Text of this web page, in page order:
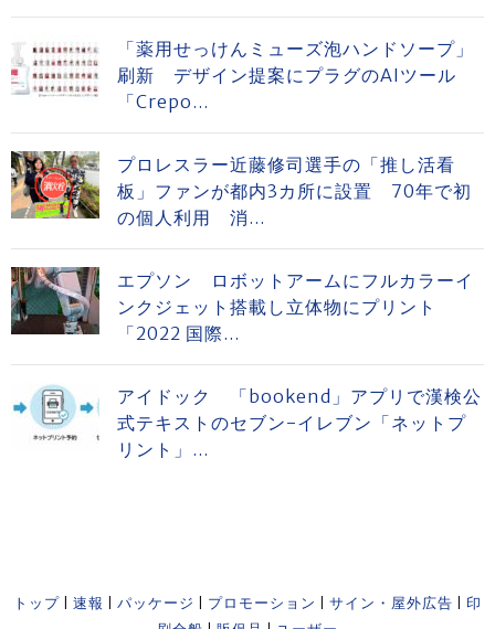
「薬用せっけんミューズ泡ハンドソープ」
刷新 デザイン提案にプラグのAIツール
「Crepo...
プロレスラー近藤修司選手の「推し活看
板」ファンが都内3カ所に設置 70年で初
の個人利用 消...
エプソン ロボットアームにフルカラーイ
ンクジェット搭載し立体物にプリント
「2022 国際...
アイドック 「bookend」アプリで漢検公
式テキストのセブン-イレブン「ネットプ
リント」...
トップ 速報 パッケージ プロモーション サイン・屋外広告
印